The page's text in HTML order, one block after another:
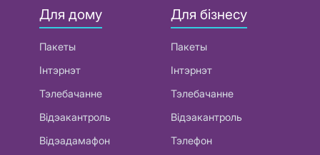
Для дому
Пакеты
Інтэрнэт
Тэлебачанне
Відэакантроль
Відэадамафон
Для бізнесу
Пакеты
Інтэрнэт
Тэлебачанне
Відэакантроль
Тэлефон